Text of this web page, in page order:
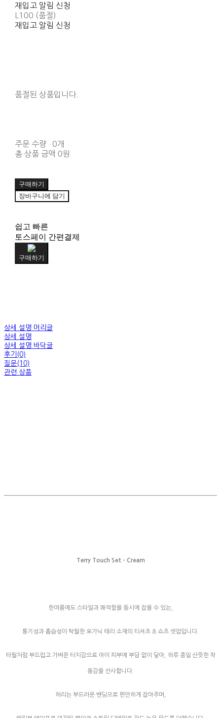
재입고 알림 신청
L100 (품절)
재입고 알림 신청
품절된 상품입니다.
주문 수량
0개
총 상품 금액 0원
구매하기
장바구니에 담기
쉽고 빠른
토스페이 간편결제
구매하기
상세 설명 머리글
상세 설명
상세 설명 바닥글
후기(0)
질문(10)
관련 상품
Terry Touch Set - Cream
한여름에도 스타일과 쾌적함을 동시에 잡을 수 있는,
통기성과 흡습성이 탁월한 오가닉 테리 소재의 티셔츠 & 쇼츠 셋업입니다.
타월처럼 부드럽고 가벼운 터치감으로 아이 피부에 부담 없이 닿아, 하루 종일 산뜻한 착
용감을 선사합니다.
허리는 부드러운 밴딩으로 편안하게 잡아주며,